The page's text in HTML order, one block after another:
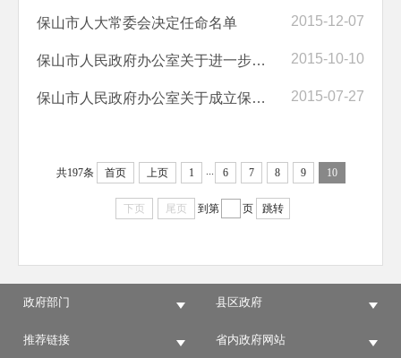
保山市人大常委会决定任命名单 2015-12-07
保山市人民政府办公室关于进一步明确保山市依法查处取缔无证无照经营综... 2015-10-10
保山市人民政府办公室关于成立保山市职业技能培训工作领导小组的通知 2015-07-27
共197条 首页 上页 1 ... 6 7 8 9 10
下页 尾页 到第 页 跳转
政府部门 县区政府
推荐链接 省内政府网站